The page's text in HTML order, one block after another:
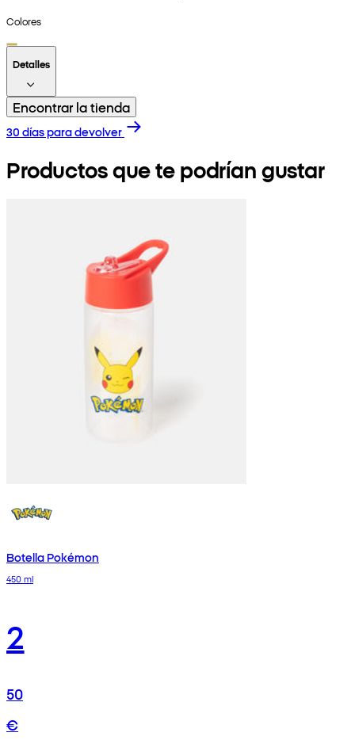
Colores
Detalles
Encontrar la tienda
30 días para devolver
Productos que te podrían gustar
Botella Pokémon
450 ml
2
50
€